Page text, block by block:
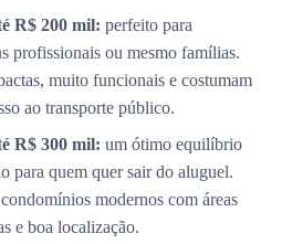
R$ 200 mil: perfeito para
profissionais ou mesmo famílias.
muito funcionais e costumam
ao transporte público.
R$ 300 mil: um ótimo equilíbrio
para quem quer sair do aluguel.
modernos com áreas
e boa localização.